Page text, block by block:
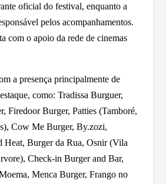
oficial do festival, enquanto a
pelos acompanhamentos.
com o apoio da rede de cinemas
a presença principalmente de
como: Tradissa Burguer,
Firedoor Burger, Patties (Tamboré,
Cow Me Burger, By.zozi,
Heat, Burger da Rua, Osnir (Vila
Check-in Burger and Bar,
Menca Burger, Frango no